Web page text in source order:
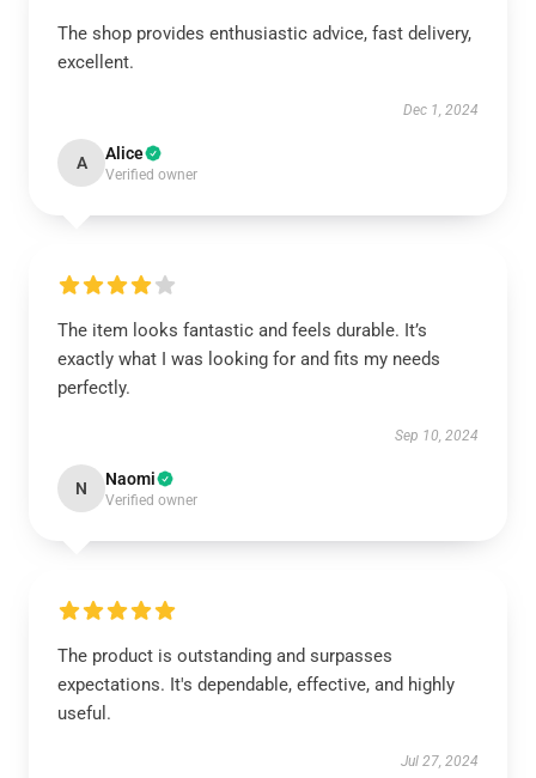
The shop provides enthusiastic advice, fast delivery,
excellent.
Dec 1, 2024
A Alice
Verified owner
The item looks fantastic and feels durable. It’s
exactly what I was looking for and fits my needs
perfectly.
Sep 10, 2024
N Naomi
Verified owner
The product is outstanding and surpasses
expectations. It's dependable, effective, and highly
useful.
Jul 27, 2024